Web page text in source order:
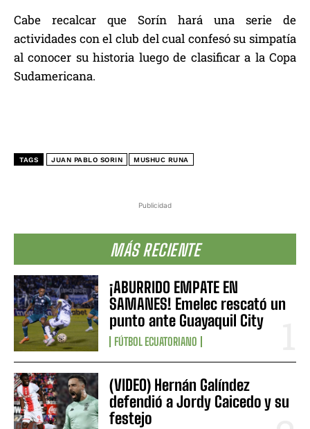
Publicidad
MÁS RECIENTE
¡ABURRIDO EMPATE EN
SAMANES! Emelec rescató un
punto ante Guayaquil City
FÚTBOL ECUATORIANO
(VIDEO) Hernán Galíndez
defendió a Jordy Caicedo y su
festejo
Cabe recalcar que Sorín hará una serie de
actividades con el club del cual confesó su simpatía
al conocer su historia luego de clasificar a la Copa
Sudamericana.
TAGS JUAN PABLO SORIN MUSHUC RUNA